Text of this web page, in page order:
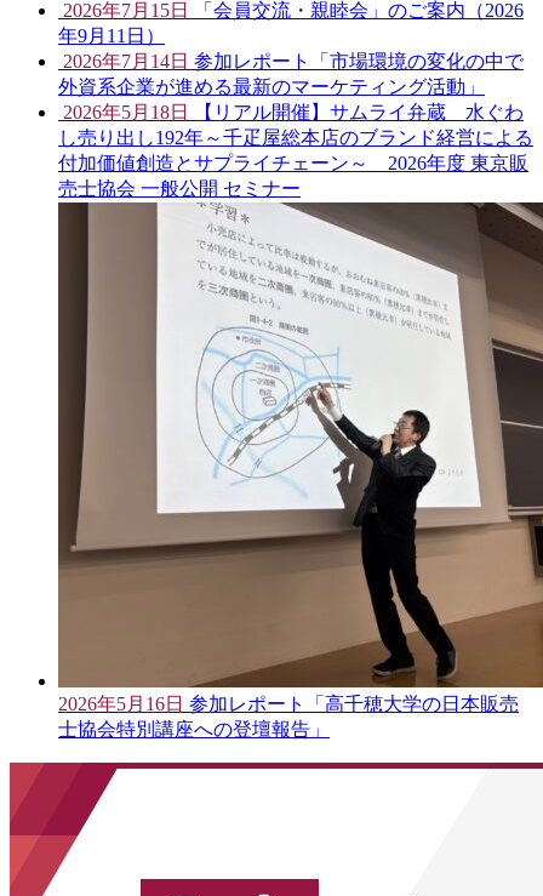
2026年7月15日
「会員交流・親睦会」のご案内（2026
年9月11日）
2026年7月14日 参加レポート「市場環境の変化の中で
外資系企業が進める最新のマーケティング活動」
2026年5月18日
【リアル開催】サムライ弁蔵 水ぐわ
し売り出し192年～千疋屋総本店のブランド経営による
付加価値創造とサプライチェーン～ 2026年度 東京販
売士協会 一般公開 セミナー
2026年5月16日 参加レポート「高千穂大学の日本販売
士協会特別講座への登壇報告」